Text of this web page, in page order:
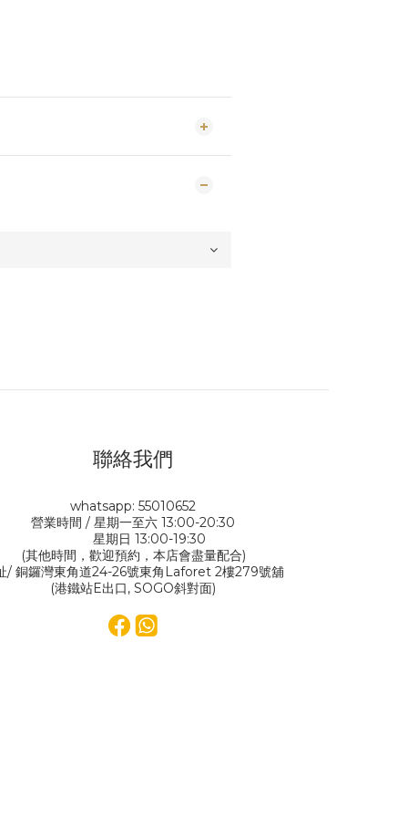
聯絡我們
whatsapp: 55010652
營業時間 / 星期一至六 13:00-20:30
星期日 13:00-19:30
(其他時間，歡迎預約，本店會盡量配合)
/ 銅鑼灣東角道24-26號東角Laforet 2樓279號舖
(港鐵站E出口, SOGO斜對面)